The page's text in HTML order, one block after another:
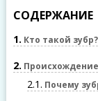
СОДЕРЖАНИЕ
1 Кто такой зубр?
2
2.1 Почему